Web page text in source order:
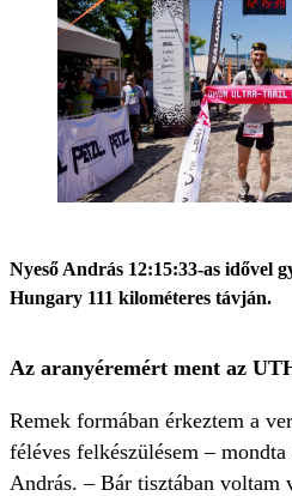
Nyeső András 12:15:33-as idővel
Hungary 111 kilométeres távján.
Az aranyéremért ment az
Remek formában érkeztem a
féléves felkészülésem –
András. – Bár tisztában voltam